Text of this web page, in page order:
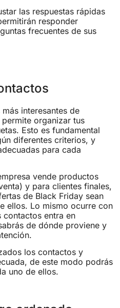
las respuestas rápidas
responder
frecuentes de sus
interesantes de
organizar tus
Esto es fundamental
diferentes criterios, y
para cada
vende productos
y para clientes finales,
de Black Friday sean
ellos. Lo mismo ocurre con
contactos entra en
de dónde proviene y
los contactos y
de este modo podrás
uno de ellos.